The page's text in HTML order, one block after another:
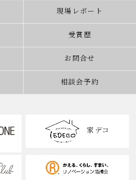
現場レポート
受賞歴
お問合せ
相談会予約
家デコ